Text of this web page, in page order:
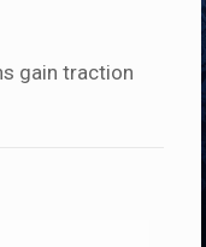
gain traction